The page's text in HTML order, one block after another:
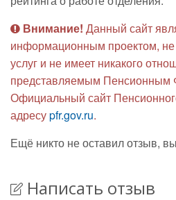
Внимание! Данный сайт
информационным проектом, не
услуг и не имеет никакого
представляемым Пенсионным
Официальный сайт
адресуpfr.gov.ru.
Ещё никто не оставил отзыв,
Написать отзыв